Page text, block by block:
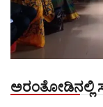
ಅರಂತೋಡಿನಲ್ಲಿ